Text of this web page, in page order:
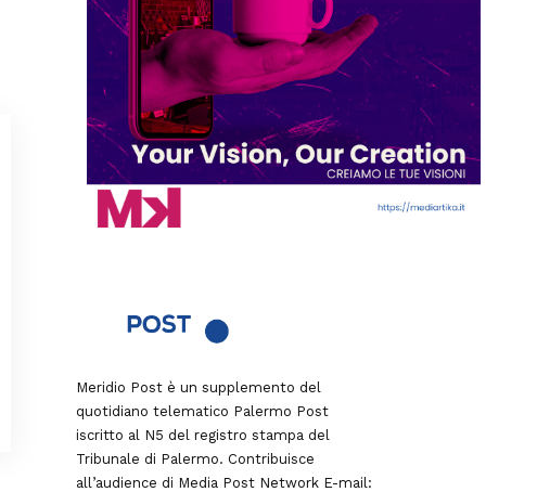
Meridio Post è un supplemento del
quotidiano telematico Palermo Post
iscritto al N5 del registro stampa del
Tribunale di Palermo. Contribuisce
all’audience di Media Post NetworkE-mail: